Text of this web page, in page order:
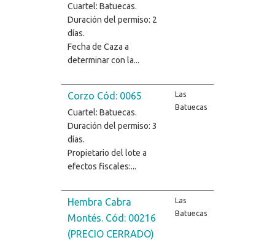
Cuartel: Batuecas.
Duración del permiso: 2
días.
Fecha de Caza a
determinar con la...
Corzo Cód: 0065
Cuartel: Batuecas.
Duración del permiso: 3
días.
Propietario del lote a
efectos fiscales:...
Las
Batuecas
Hembra Cabra
Montés. Cód: 00216
(PRECIO CERRADO)
Las
Batuecas